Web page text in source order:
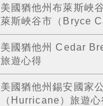
美國猶他州布萊斯峽
萊斯峽谷市（Bryce
美國猶他州 Cedar
旅遊心得
美國猶他州錫安國家
（Hurricane）旅遊心